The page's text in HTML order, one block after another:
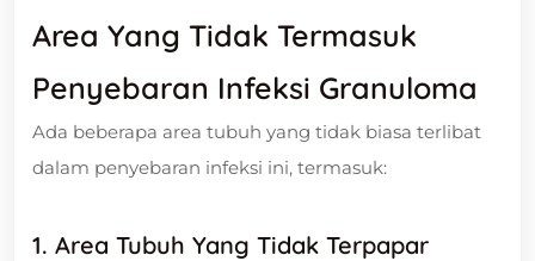
Area Yang Tidak Termasuk
Penyebaran Infeksi Granuloma
Ada beberapa area tubuh yang tidak biasa terlibat
dalam penyebaran infeksi ini, termasuk:
1. Area Tubuh Yang Tidak Terpapar